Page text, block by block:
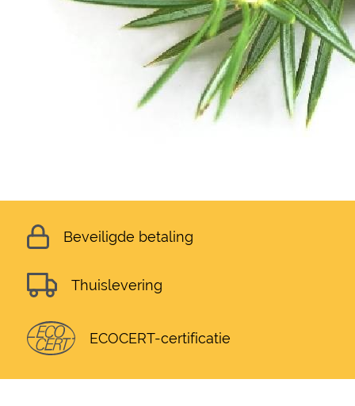
Beveiligde betaling
Thuislevering
ECOCERT-certificatie